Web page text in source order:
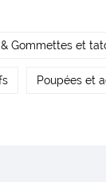
Gommettes et
Poupées et